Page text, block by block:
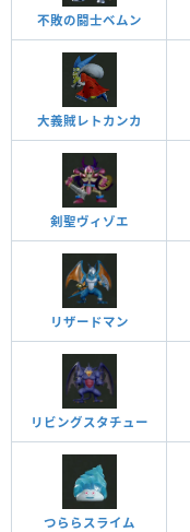
不敗の闘士ベムン
大義賊レトカンカ
剣聖ヴィゾエ
リザードマン
リビングスタチュー
つららスライム